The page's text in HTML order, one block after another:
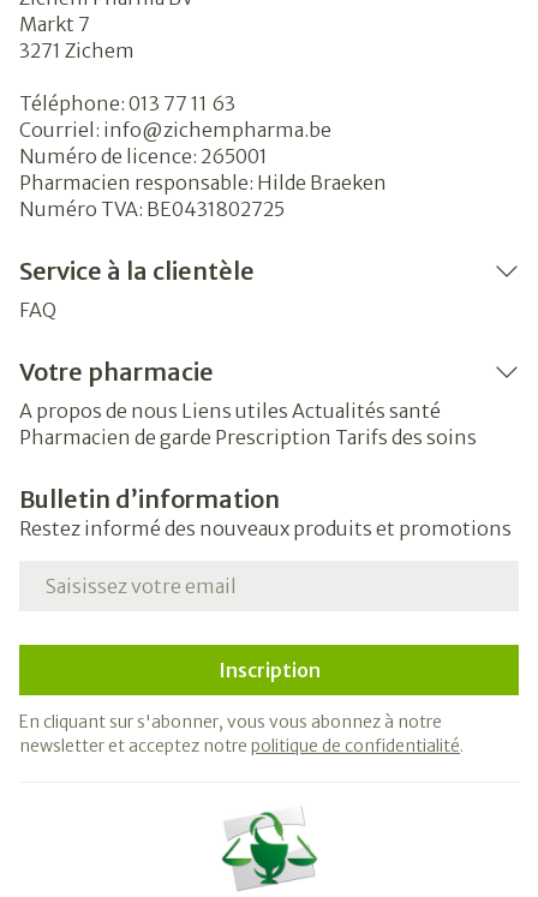
Markt 7
3271 Zichem
Téléphone: 013 77 11 63
Courriel: info@zichempharma.be
Numéro de licence: 265001
Pharmacien responsable: Hilde Braeken
Numéro TVA: BE0431802725
Service à la clientèle
FAQ
Votre pharmacie
A propos de nous Liens utiles Actualités santé
Pharmacien de garde Prescription Tarifs des soins
Bulletin d’information
Restez informé des nouveaux produits et promotions
Adresse mail
Inscription
En cliquant sur s'abonner, vous vous abonnez à notre
newsletter et acceptez notre politique de confidentialité.